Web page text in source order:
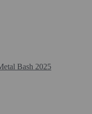
Bash 2025